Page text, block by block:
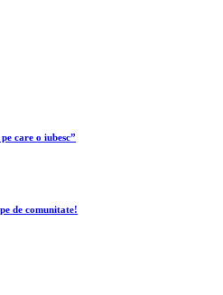
care o iubesc”
de comunitate!